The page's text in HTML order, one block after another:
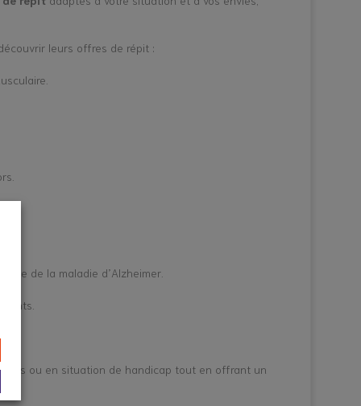
leurs offres de répit :
de la maladie d’Alzheimer.
ou en situation de handicap tout en offrant un